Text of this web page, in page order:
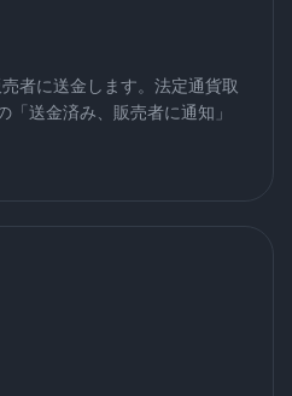
者に送金します。法定通貨取
「送金済み、販売者に通知」